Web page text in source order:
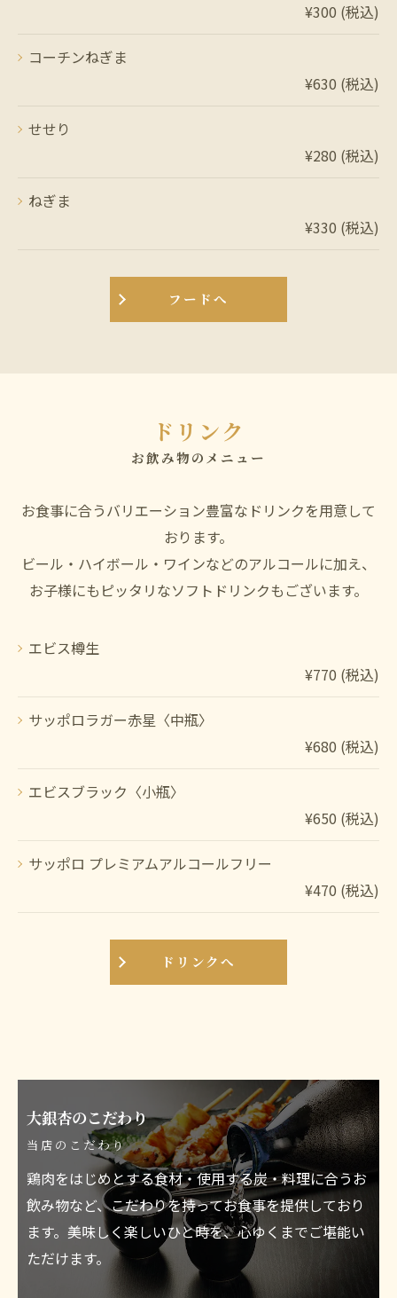
¥300 (税込)
コーチンねぎま
¥630 (税込)
せせり
¥280 (税込)
ねぎま
¥330 (税込)
フードへ
お飲み物のメニュー
ドリンク
お食事に合うバリエーション豊富なドリンクを用意して
おります。
ビール・ハイボール・ワインなどのアルコールに加え、
お子様にもピッタリなソフトドリンクもございます。
エビス樽生
¥770 (税込)
サッポロラガー赤星〈中瓶〉
¥680 (税込)
エビスブラック〈小瓶〉
¥650 (税込)
サッポロ プレミアムアルコールフリー
¥470 (税込)
ドリンクへ
大銀杏のこだわり
当店のこだわり
鶏肉をはじめとする食材・使用する炭・料理に合うお
飲み物など、こだわりを持ってお食事を提供しており
ます。美味しく楽しいひと時を、心ゆくまでご堪能い
ただけます。